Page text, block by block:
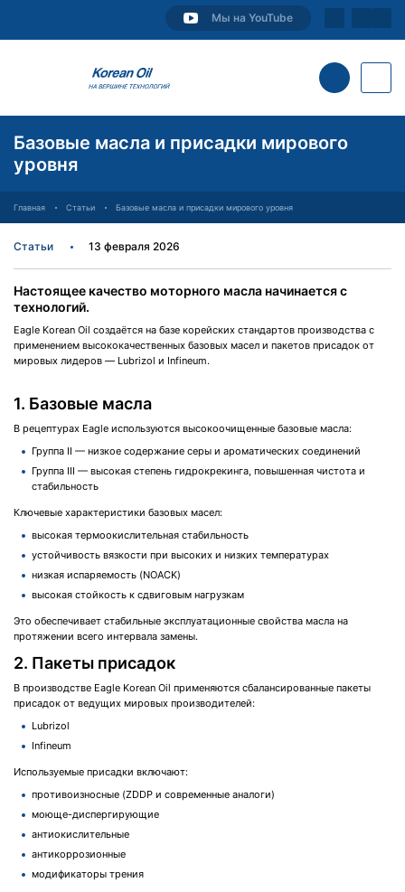
Мы на YouTube
Базовые масла и присадки мирового
уровня
Главная Статьи Базовые масла и присадки мирового уровня
Статьи 13 февраля 2026
Настоящее качество моторного масла начинается с
технологий.
Eagle Korean Oil создаётся на базе корейских стандартов производства с
применением высококачественных базовых масел и пакетов присадок от
мировых лидеров — Lubrizol и Infineum.
1. Базовые масла
В рецептурах Eagle используются высокоочищенные базовые масла:
Группа II — низкое содержание серы и ароматических соединений
Группа III — высокая степень гидрокрекинга, повышенная чистота и
стабильность
Ключевые характеристики базовых масел:
высокая термоокислительная стабильность
устойчивость вязкости при высоких и низких температурах
низкая испаряемость (NOACK)
высокая стойкость к сдвиговым нагрузкам
Это обеспечивает стабильные эксплуатационные свойства масла на
протяжении всего интервала замены.
2. Пакеты присадок
В производстве Eagle Korean Oil применяются сбалансированные пакеты
присадок от ведущих мировых производителей:
Lubrizol
Infineum
Используемые присадки включают:
противоизносные (ZDDP и современные аналоги)
моюще-диспергирующие
антиокислительные
антикоррозионные
модификаторы трения